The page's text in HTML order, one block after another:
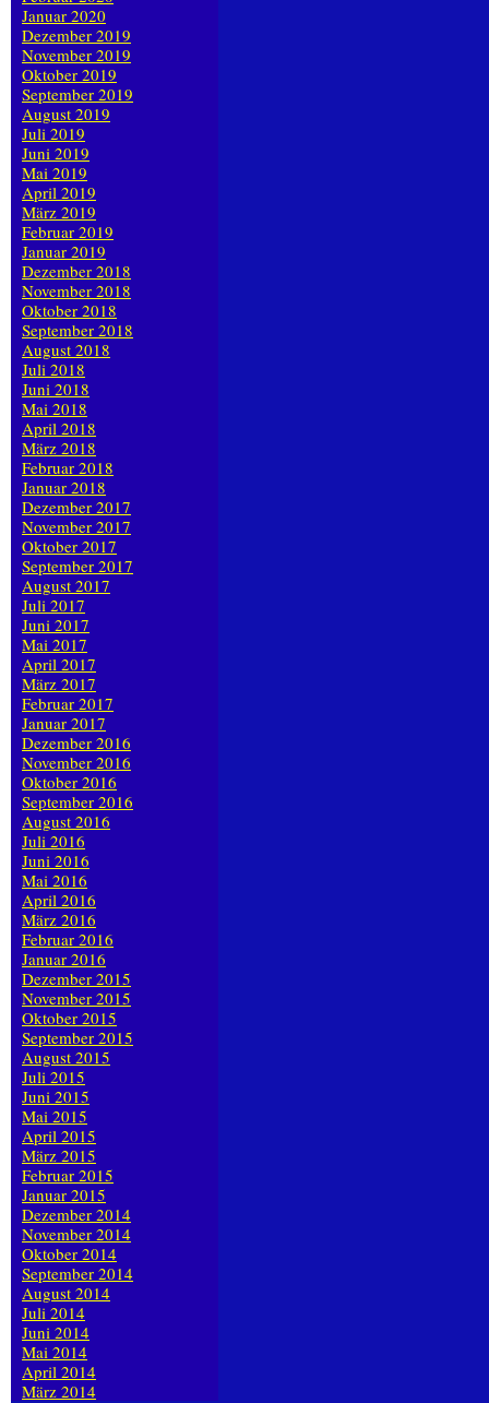
Januar 2020
Dezember 2019
November 2019
Oktober 2019
September 2019
August 2019
Juli 2019
Juni 2019
Mai 2019
April 2019
März 2019
Februar 2019
Januar 2019
Dezember 2018
November 2018
Oktober 2018
September 2018
August 2018
Juli 2018
Juni 2018
Mai 2018
April 2018
März 2018
Februar 2018
Januar 2018
Dezember 2017
November 2017
Oktober 2017
September 2017
August 2017
Juli 2017
Juni 2017
Mai 2017
April 2017
März 2017
Februar 2017
Januar 2017
Dezember 2016
November 2016
Oktober 2016
September 2016
August 2016
Juli 2016
Juni 2016
Mai 2016
April 2016
März 2016
Februar 2016
Januar 2016
Dezember 2015
November 2015
Oktober 2015
September 2015
August 2015
Juli 2015
Juni 2015
Mai 2015
April 2015
März 2015
Februar 2015
Januar 2015
Dezember 2014
November 2014
Oktober 2014
September 2014
August 2014
Juli 2014
Juni 2014
Mai 2014
April 2014
März 2014